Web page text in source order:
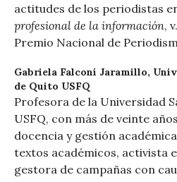
actitudes de los periodistas
profesional de la información,
Premio Nacional de
Gabriela Falconí Jaramillo,
de Quito USFQ
Profesora de la Universidad
USFQ, con más de veinte
docencia y gestión
textos académicos, activista
gestora de campañas con